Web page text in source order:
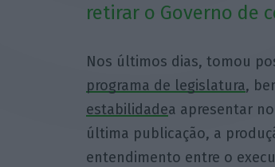
retirar o Governo de
Nos últimos dias, tomou
programa de legislatura,
estabilidadea apresentar
última publicação, a
entendimento entre o